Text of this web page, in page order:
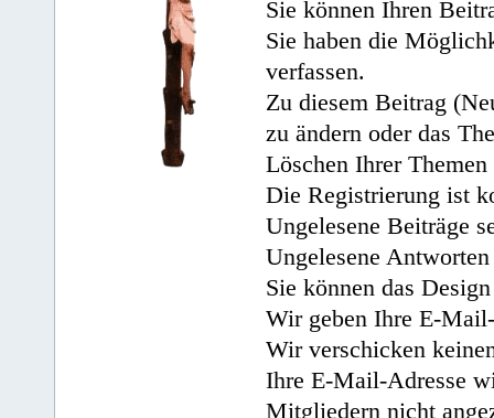
Sie können Ihren
Sie haben die
verfassen.
Zu diesem Beitrag
zu ändern oder das
Löschen Ihrer
Die Registrierung ist
Ungelesene Beiträge
Ungelesene
Sie können das
Wir geben Ihre E-
Wir verschicken
Ihre E-Mail-Adresse
Mitgliedern nicht